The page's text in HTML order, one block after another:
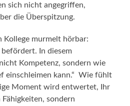
sich nicht angegriffen,
die Überspitzung.
Kollege murmelt hörbar:
In diesem
Kompetenz, sondern wie
einschleimen kann.“ Wie fühlt
Moment wird entwertet, Ihr
sondern